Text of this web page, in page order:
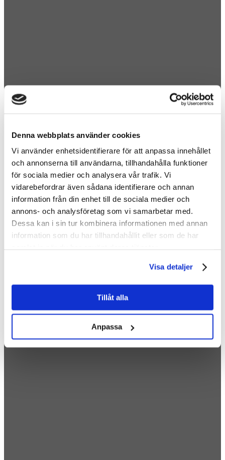
Denna webbplats använder cookies
Vi använder enhetsidentifierare för att anpassa innehållet
och annonserna till användarna, tillhandahålla funktioner
för sociala medier och analysera vår trafik. Vi
vidarebefordrar även sådana identifierare och annan
information från din enhet till de sociala medier och
annons- och analysföretag som vi samarbetar med.
Dessa kan i sin tur kombinera informationen med annan
information som du har tillhandahållit eller som de har
Visa detaljer
Tillåt alla
Anpassa